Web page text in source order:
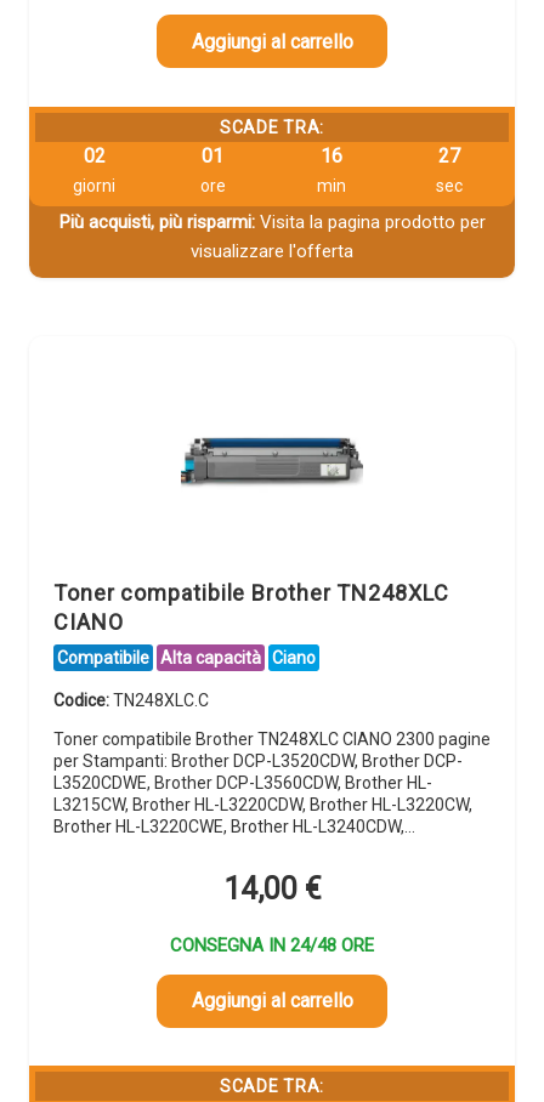
Aggiungi al carrello
SCADE TRA:
02
giorni
01
ore
16
min
26
sec
Più acquisti, più risparmi:Visita la pagina prodotto per
visualizzare l'offerta
Toner compatibile Brother TN248XLC
CIANO
Compatibile Alta capacità Ciano
Codice:TN248XLC.C
Toner compatibile Brother TN248XLC CIANO 2300 pagine
per Stampanti: Brother DCP-L3520CDW, Brother DCP-
L3520CDWE, Brother DCP-L3560CDW, Brother HL-
L3215CW, Brother HL-L3220CDW, Brother HL-L3220CW,
Brother HL-L3220CWE, Brother HL-L3240CDW,…
14,00 €
CONSEGNA IN 24/48 ORE
Aggiungi al carrello
SCADE TRA: